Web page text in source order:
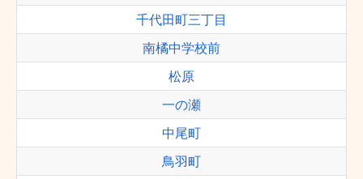
千代田町三丁目
南橘中学校前
松原
一の瀬
中尾町
鳥羽町